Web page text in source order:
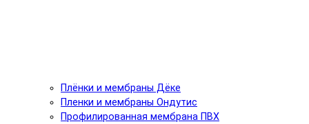
Плёнки и мембраны Дёке
Пленки и мембраны Ондутис
Профилированная мембрана ПВХ